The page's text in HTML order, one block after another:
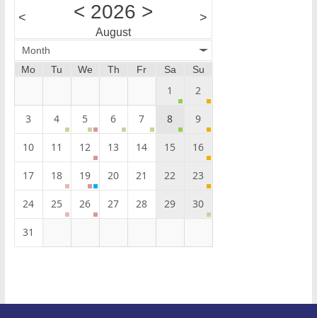
< < 2026 >
August
>
Month
Mo
Tu We Th Fr Sa Su
1 2
3 4 5 6 7 8 9
10 11 12 13 14 15 16
17 18 19 20 21 22 23
24 25 26 27 28 29 30
31